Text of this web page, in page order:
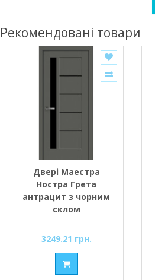
Рекомендовані товари
Двері Маестра
Ностра Грета
антрацит з чорним
склом
3249.21 грн.